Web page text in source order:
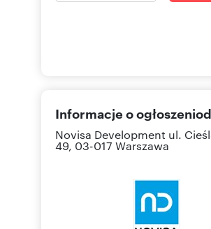
Informacje o
Novisa Development ul.
49, 03-017 Warszawa